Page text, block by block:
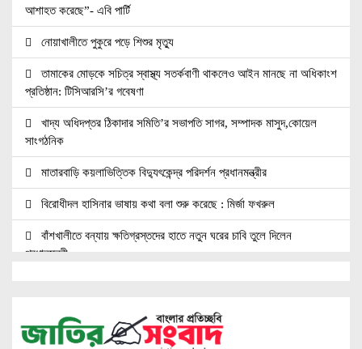
আশাহত করেছে”- এবি পার্টি
নোয়াখালীতে পুকুরে পড়ে শিশুর মৃত্যু
তামাকের মোড়কে সচিত্র স্বাস্থ্য সতর্কবাণী থাকলেও আইন মানছে না অধিকাংশ
প্রতিষ্ঠান: টিসিআরসি’র গবেষণা
খাদ্য অধিদপ্তর ঠিকাদার সমিতি’র সভাপতি সাগর, সম্পাদক মাসুদ,কোয়েল
সাংগঠনিক
মাতারবাড়ি কয়লাভিত্তিক বিদ্যুৎকেন্দ্র পরিদর্শন প্রধানমন্ত্রীর
বিরোধীদল হাসিনার ভাষায় কথা বলা শুরু করেছে : মির্জা ফখরুল
বাঁশখালীতে বন্যায় ক্ষতিগ্রস্তদের হাতে নতুন ঘরের চাবি তুলে দিলেন
প্রধানমন্ত্রী
৩১ দফার প্রতিশ্রুতি রক্ষা না করাই কি জুলাই সনদ অক্ষরে অক্ষরে পালনের
নমুনা